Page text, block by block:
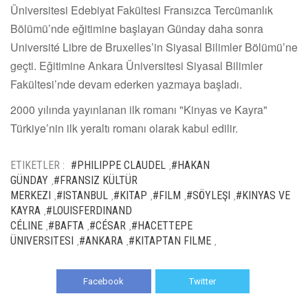
Üniversitesi Edebiyat Fakültesi Fransızca Tercümanlık
Bölümü’nde eğitimine başlayan Günday daha sonra
Université Libre de Bruxelles’in Siyasal Bilimler Bölümü’ne
geçti. Eğitimine Ankara Üniversitesi Siyasal Bilimler
Fakültesi’nde devam ederken yazmaya başladı.
2000 yılında yayınlanan ilk romanı "Kinyas ve Kayra"
Türkiye’nin ilk yeraltı romanı olarak kabul edilir.
ETIKETLER : #PHILIPPE CLAUDEL #HAKAN
GÜNDAY #FRANSIZ KÜLTÜR
MERKEZI #ISTANBUL #KITAP #FILM #SÖYLEŞI #KINYAS VE
KAYRA #LOUISFERDINAND
CÉLINE #BAFTA #CÉSAR #HACETTEPE
ÜNIVERSITESI #ANKARA #KITAPTAN FILME
Facebook Twitter